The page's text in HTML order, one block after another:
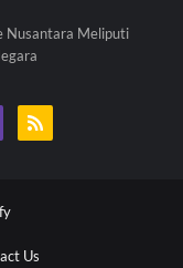
Nusantara Meliputi
Us